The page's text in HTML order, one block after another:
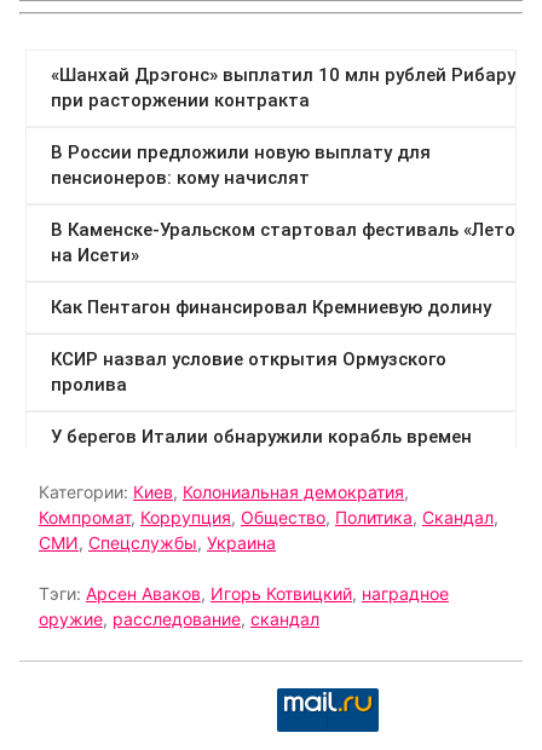
Категории: Киев, Колониальная демократия,
Компромат, Коррупция, Общество, Политика, Скандал,
СМИ, Спецслужбы, Украина
Тэги: Арсен Аваков, Игорь Котвицкий, наградное
оружие, расследование, скандал